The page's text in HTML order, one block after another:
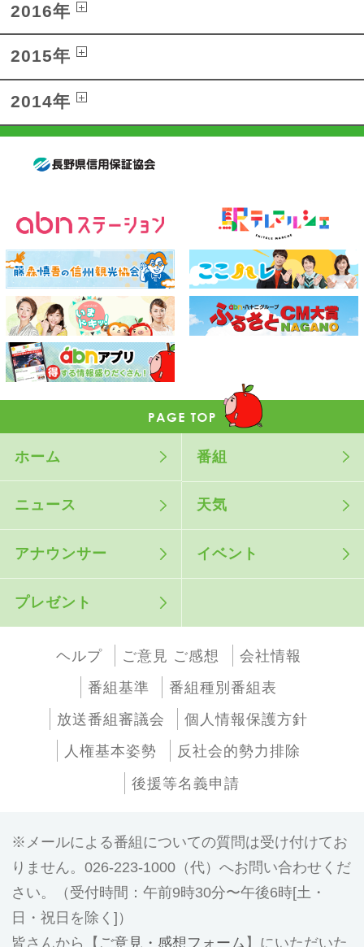
2016年
2015年
2014年
ホーム 番組
ニュース 天気
アナウンサー イベント
プレゼント
ヘルプ ご意見 ご感想
会社情報
番組基準
番組種別番組表
放送番組審議会
個人情報保護方針
人権基本姿勢
反社会的勢力排除
後援等名義申請
メールによる番組についての質問は受け付けてお
りません。026-223-1000（代）へお問い合わせくだ
さい。（受付時間：午前9時30分〜午後6時[土・
日・祝日を除く]）
皆さんから【 ご意見・感想フォーム 】にいただいた